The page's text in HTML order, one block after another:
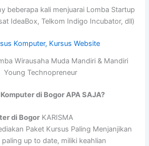
beberapa kali menjuarai Lomba Startup
IdeaBox, Telkom Indigo Incubator, dll)
Wirausaha Muda Mandiri & Mandiri
Young Technopreneur
di Bogor APA SAJA?
di Bogor KARISMA
Paket Kursus Paling Menjanjikan
up to date, miliki keahlian